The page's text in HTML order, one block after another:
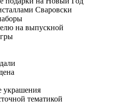
Сваровски
на выпускной
украшения
тематикой